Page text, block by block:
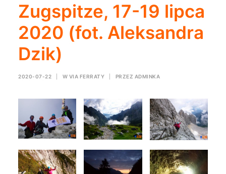
Zugspitze, 17-19 lipca
2020 (fot. Aleksandra
Dzik)
2020-07-22 W VIA FERRATY PRZEZ ADMINKA